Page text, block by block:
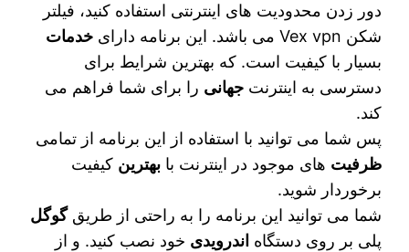
دور زدن محدودیت‌ های اینترنتی استفاده کنید، فیلتر
شکن Vex vpn می‌ باشد. این برنامه دارای
خدمات
بسیار با کیفیت است. که بهترین شرایط برای
دسترسی به اینترنتجهانی را برای شما فراهم می‌
کند.
پس شما می‌ توانید با استفاده از این برنامه از تمامی
ظرفیت های موجود در اینترنت بابهترین کیفیت
برخوردار شوید.
شما می‌ توانید این برنامه را به راحتی از طریقگوگل
پلی بر روی دستگاه اندرویدی خود نصب کنید. و از